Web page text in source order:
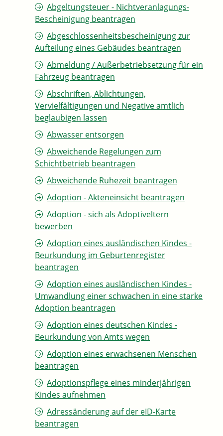
Abgeltungsteuer - Nichtveranlagungs-
Bescheinigung beantragen
Abgeschlossenheitsbescheinigung zur
Aufteilung eines Gebäudes beantragen
Abmeldung / Außerbetriebsetzung für ein
Fahrzeug beantragen
Abschriften, Ablichtungen,
Vervielfältigungen und Negative amtlich
beglaubigen lassen
Abwasser entsorgen
Abweichende Regelungen zum
Schichtbetrieb beantragen
Abweichende Ruhezeit beantragen
Adoption - Akteneinsicht beantragen
Adoption - sich als Adoptiveltern
bewerben
Adoption eines ausländischen Kindes -
Beurkundung im Geburtenregister
beantragen
Adoption eines ausländischen Kindes -
Umwandlung einer schwachen in eine starke
Adoption beantragen
Adoption eines deutschen Kindes -
Beurkundung von Amts wegen
Adoption eines erwachsenen Menschen
beantragen
Adoptionspflege eines minderjährigen
Kindes aufnehmen
Adressänderung auf der eID-Karte
beantragen